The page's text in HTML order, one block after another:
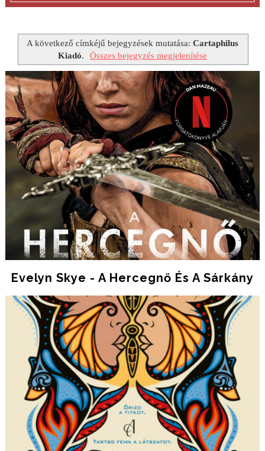
A következő címkéjű bejegyzések mutatása: Cartaphilus
Kiadó. Összes bejegyzés megjelenítése
Evelyn Skye - A ​hercegnő És A Sárkány